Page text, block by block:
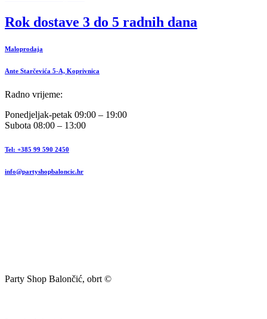
Rok dostave 3 do 5 radnih dana
Maloprodaja
Ante Starčevića 5-A, Koprivnica
Radno vrijeme:
Ponedjeljak-petak 09:00 – 19:00
Subota 08:00 – 13:00
Tel: +385 99 590 2450
info@partyshopbaloncic.hr
Party Shop Balončić, obrt ©